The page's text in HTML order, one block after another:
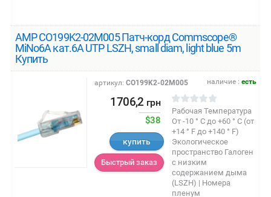
AMP CO199K2-02M005 Патч-корд Commscope®
MiNo6A кат.6A UTP LSZH, small diam, light blue 5m
Купить
наличие :есть
артикул: CO199K2-02M005
1706,2 грн
$38
купить
Быстрый заказ
Рабочая Температура
От -10 ° C до +60 ° C (от
+14 ° F до +140 ° F)
Экологическое
пространство Галоген
с низким
содержанием дыма
(LSZH) | Номера
пленум